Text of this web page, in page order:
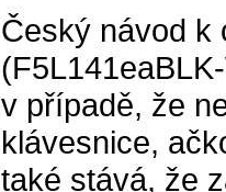
Český návod k
v případě, že
klávesnice,
také stává, že